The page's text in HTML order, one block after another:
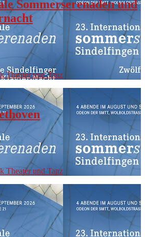
Sommerserenaden und
Theater und Tanz
Theater und Tanz